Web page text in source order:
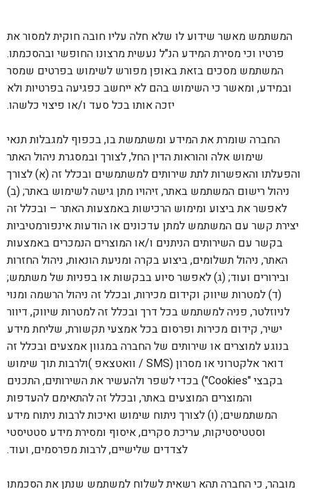
המשתמש מאשר שידוע לו שלא חלה עליו חובה חוקית למסור את
פרטיו וכי מסירת המידע הנ"ל נעשית מרצונו החופשי ובהסכמתו.
המשתמש מסכים בזאת באופן מפורש לשימוש בפרטים שמסר
ובמידע, ומאשר כי השימוש בהם לא ייחשב כפגיעה בפרטיות ולא
יזכה אותו בכל סעד ו/או פיצוי כלשהו.
החברה שומרת את המידע ומשתמשת בו, בכפוף למגבלות תנאי
שימוש אלה והוראות הדין החל, לצורך ובמסגרת ניהול האתר
והפעלתו והאפשרות לתת שירותים למשתמשים ובכלל זה (א) לצורך
ניהול רישום המשתמש באתר, זיהויו מתן גישה לשימוש באתר; (ב)
לאפשר את ביצוע ומימוש הרכישות באמצעות האתר – ובכלל זה
יצירת קשר עם המשתמש למתן עדכונים או הודעות אינפורמטיביות
בקשר עם השירותים הניתנים ו/או המוצרים הנמכרים באמצעות
האתר, ניהול תשלומים, ביצוע בקרה ומניעת הונאות, ניהול החזרות
ובירורים ועוד; (ג) לאפשר סיוע בבקשות או בפניות של משתמש;
(ד) למטרות שיווק וקידום מכירות, ובכלל זה ניהול הרשמה ומנוי
לניוזלטר, פניה למשתמש בכל דרך ובכלל זה למטרות שיווק, דיוור
ישיר, קידום מכירות ופרסום בכל אמצעי תקשורת, שליחת מידע
בנוגע למוצרים או שירותים של החברה במגוון אמצעים ובכלל זה
דואר אלקטרוני או מסרון (SMS / וואטצאפ )ולרבות תוך שימוש
בקבצי "Cookies") בכדי לשפר ולהעשיר את השירותים, התכנים
והמוצרים המוצעים באתר, ובכלל זה להתאימם להעדפות
המשתמשים; (ו) לצורך ניתוח שימוש ואיכות לרבות ניתוח מידע
וסטטיסטיקות, עריכת סקרים, איסוף ומסירת מידע סטטיסטי
לצדדים שלישיים, לרבות מפרסמים, ועוד.
מובהר, כי החברה תהא רשאית לשלוח למשתמש שנתן את הסכמתו